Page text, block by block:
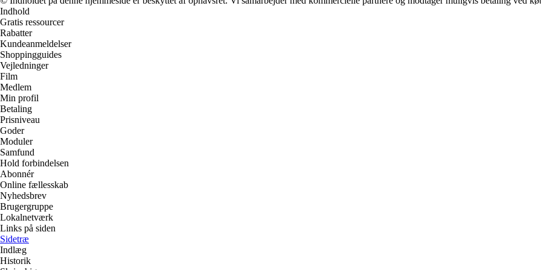
Indhold
Gratis ressourcer
Rabatter
Kundeanmeldelser
Shoppingguides
Vejledninger
Film
Medlem
Min profil
Betaling
Prisniveau
Goder
Moduler
Samfund
Hold forbindelsen
Abonnér
Online fællesskab
Nyhedsbrev
Brugergruppe
Lokalnetværk
Links på siden
Sidetræ
Indlæg
Historik